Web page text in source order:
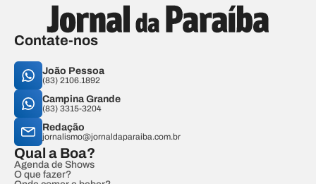
Contate-nos
João Pessoa
(83) 2106.1892
Campina Grande
(83) 3315-3204
Redação
jornalismo@jornaldaparaiba.com.br
Qual a Boa?
Agenda de Shows
O que fazer?